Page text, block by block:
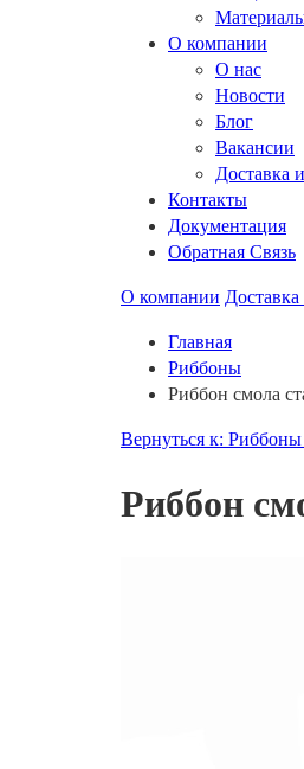
О компании
О нас
Новости
Блог
Вакансии
Доставка
Контакты
Документация
Обратная Связь
О компании Доставка
Главная
Риббоны
Риббон смола
Вернуться к: Риббоны
Риббон